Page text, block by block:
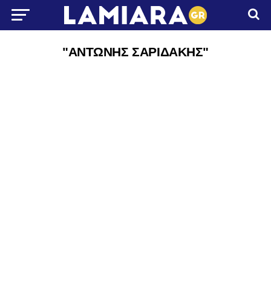
"ΑΝΤΩΝΗΣ ΣΑΡΙΔΑΚΗΣ"